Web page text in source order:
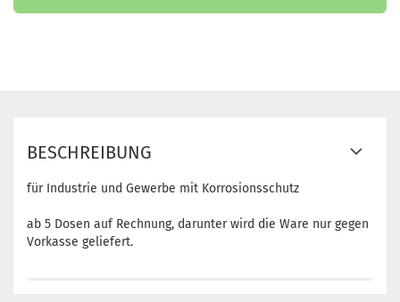
BESCHREIBUNG
für Industrie und Gewerbe mit Korrosionsschutz
ab 5 Dosen auf Rechnung, darunter wird die Ware nur gegen
Vorkasse geliefert.